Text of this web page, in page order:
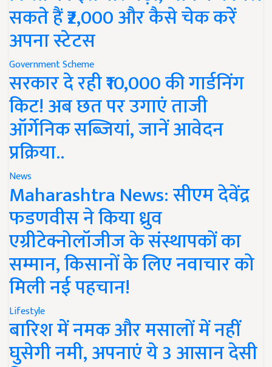
सकते हैं ₹2,000 और कैसे चेक करें
अपना स्टेटस
Government Scheme
सरकार दे रही ₹10,000 की गार्डनिंग
किट! अब छत पर उगाएं ताजी
ऑर्गेनिक सब्जियां, जानें आवेदन
प्रक्रिया..
News
Maharashtra News: सीएम देवेंद्र
फडणवीस ने किया ध्रुव
एग्रीटेक्नोलॉजीज के संस्थापकों का
सम्मान, किसानों के लिए नवाचार को
मिली नई पहचान!
Lifestyle
बारिश में नमक और मसालों में नहीं
घुसेगी नमी, अपनाएं ये 3 आसान देसी